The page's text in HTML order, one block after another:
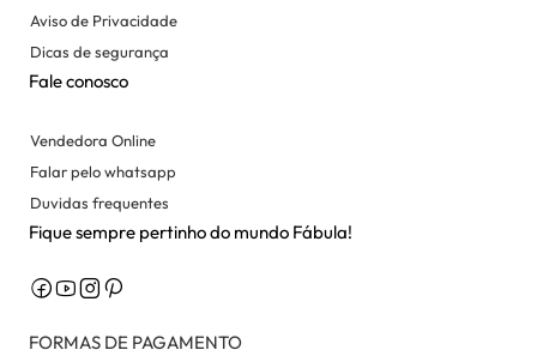
Aviso de Privacidade
Dicas de segurança
Fale conosco
Vendedora Online
Falar pelo whatsapp
Duvidas frequentes
Fique sempre pertinho do mundo Fábula!
FORMAS DE PAGAMENTO